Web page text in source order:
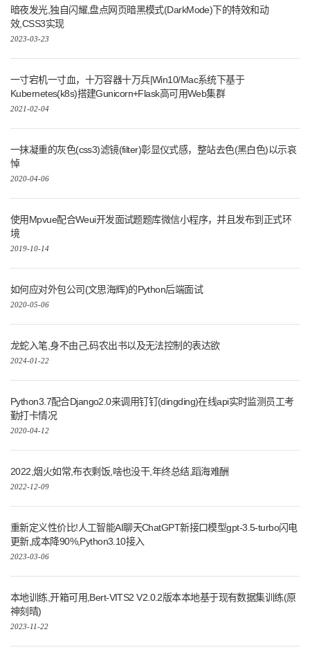
暗夜发光,独自闪耀,盘点网页暗黑模式(DarkMode)下的特效和动
效,CSS3实现
2023-03-23
一寸宕机一寸血，十万容器十万兵|Win10/Mac系统下基于
Kubernetes(k8s)搭建Gunicorn+Flask高可用Web集群
2021-02-04
一抹凝重的灰色(css3)滤镜(filter)彰显仪式感，整站去色(黑白色)以示哀
悼
2020-04-06
使用Mpvue配合Weui开发面试题题库微信小程序，并且发布到正式环
境
2019-10-14
如何应对外包公司(文思海辉)的Python后端面试
2020-05-06
龙蛇入笔,身不由己,码农出书以及无法控制的表达欲
2024-01-22
Python3.7配合Django2.0来调用钉钉(dingding)在线api实时监测员工考
勤打卡情况
2020-04-12
2022,烟火如常,布衣剩饭,啥也没干,年终总结,蹈海难酬
2022-12-09
重新定义性价比!人工智能AI聊天ChatGPT新接口模型gpt-3.5-turbo闪电
更新,成本降90%,Python3.10接入
2023-03-06
本地训练,开箱可用,Bert-VITS2 V2.0.2版本本地基于现有数据集训练(原
神刻晴)
2023-11-22